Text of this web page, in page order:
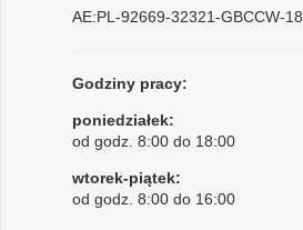
AE:PL-92669-32321-GBCCW-18
Godziny pracy:
poniedziałek:
od godz. 8:00 do 18:00
wtorek-piątek:
od godz. 8:00 do 16:00